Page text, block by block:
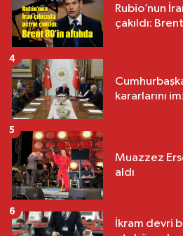
Rubio’nun
çakıldı:
kararlarını
4
Muazzez
aldı
5
İkram devri
6